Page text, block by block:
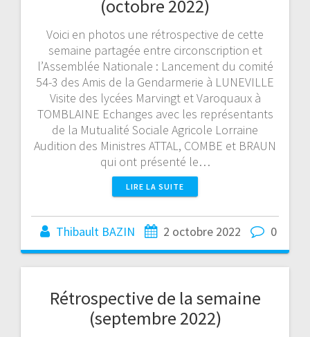
(octobre 2022)
Voici en photos une rétrospective de cette
semaine partagée entre circonscription et
l’Assemblée Nationale : Lancement du comité
54-3 des Amis de la Gendarmerie à LUNEVILLE
Visite des lycées Marvingt et Varoquaux à
TOMBLAINE Echanges avec les représentants
de la Mutualité Sociale Agricole Lorraine
Audition des Ministres ATTAL, COMBE et BRAUN
qui ont présenté le…
LIRE LA SUITE
Thibault BAZIN 2 octobre 2022 0
Rétrospective de la semaine
(septembre 2022)